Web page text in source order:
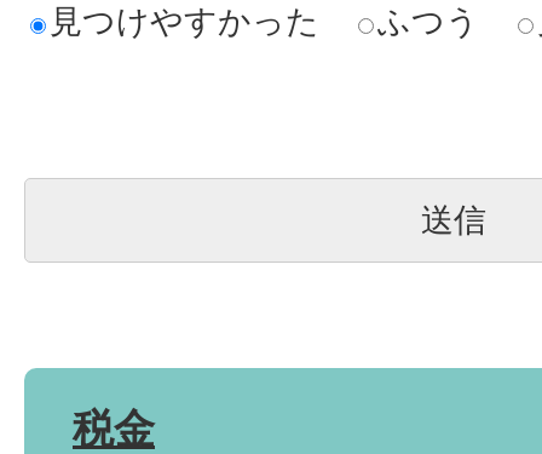
見つけやすかった
ふつう
税金